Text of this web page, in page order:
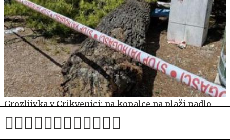
Grozljivka v Crikvenici: na kopalce na plaži padlo
večje drevo #video